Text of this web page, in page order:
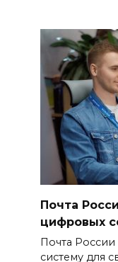
Почта
цифровых
Почта
систему для